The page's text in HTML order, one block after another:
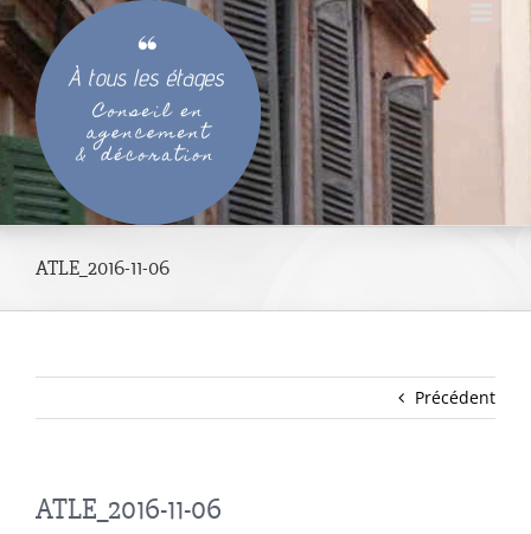
Passer
au
contenu
ATLE_2016-11-06
Précédent
ATLE_2016-11-06